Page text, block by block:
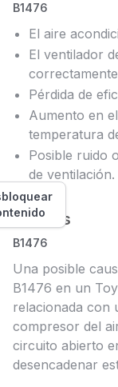
B1476
El aire
El ventilador
Pérdida de
Aumento en
temperatura
Posible ruido
de ventilación.
Causas
B1476
Una posible
B1476 en un
relacionada con
compresor del
circuito abierto
desencadenar